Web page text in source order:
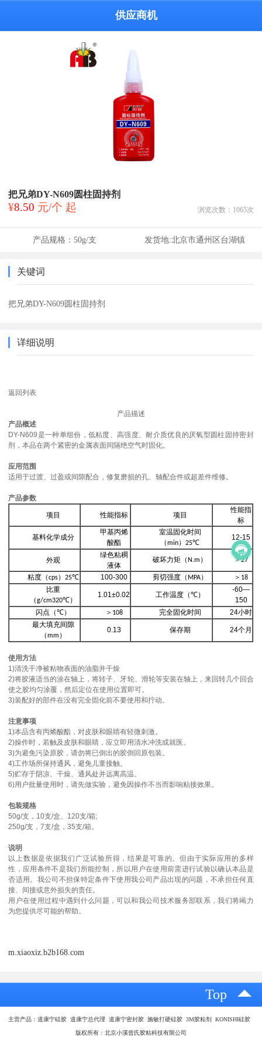
供应商机
把兄弟DY-N609圆柱固持剂
¥8.50 元/个 起 浏览次数： 1065次
产品规格：50g/支 发货地:北京市通州区台湖镇
关键词
把兄弟DY-N609圆柱固持剂
详细说明
返回列表
产品描述
产品概述
DY-N609是一种单组份，低粘度、高强度、耐介质优良的厌氧型圆柱固持密封
剂，本品在两个紧密的金属表面间隔绝空气时固化。
应用范围
适用于过渡、过盈或间隙配合，修复磨损的孔、轴配合件或超差件维修。
产品参数
项目 性能指标 项目
性能指
标
基料化学成分
甲基丙烯
酸酯
室温固化时间
（min）25℃
12-15
外观
绿色粘稠
液体
破坏力矩（N.m ） ＞27
粘度（cps） 25℃ 100-300 剪切强度（ MPA） ＞ 18
比重
（g/cm320℃）
1.01±0.02 工作温度（℃）
-60—
150
闪点（℃） ＞ 108 完全固化时间 24小时
最大填充间隙
（mm ）
0.13 保存期 24个月
使用方法
1)清洗干净被粘物表面的油脂并干燥
2)将胶液适当的涂在轴上，将转子、牙轮、滑轮等安装在轴上，来回转几个回合
使之胶均匀涂覆，然后定位在使用位置即可。
3)装配好的部件在没有完全固化前不要使用和拧动。
注意事项
1)本品含有丙烯酸酯，对皮肤和眼睛有轻微刺激。
2)操作时，若触及皮肤和眼睛，应立即用清水冲洗或就医。
3)为避免污染原胶，请勿将已倒出的胶倒回原包装。
4)工作场所保持通风，避免儿童接触。
5)贮存于阴凉、干燥、通风处并远离高温。
6)用户批量使用时，请先做实验，避免因操作不当而影响粘接效果。
包装规格
50g/支，10支/盒、120支/箱;
250g/支，7支/盒，35支/箱。
说明
以上数据是依据我们广泛试验所得，结果是可靠的。但由于实际应用的多样
性，应用条件不是我们所能控制，所以用户在使用前需进行试验以确认本品是
否适用。我公司不担保特定条件下使用我公司产品出现的问题，不承担任何直
接、间接或意外损失的责任。
用户在使用过程中遇到什么问题，可以和我公司技术服务部联系，我们将竭力
为您提供尽可能的帮助。
m.xiaoxiz.b2b168.com
Top
主营产品：道康宁硅胶 道康宁总代理 道康宁密封胶 施敏打硬硅胶 3M胶粘剂 KONISHI硅胶
版权所有：北京小溪曾氏胶粘科技有限公司